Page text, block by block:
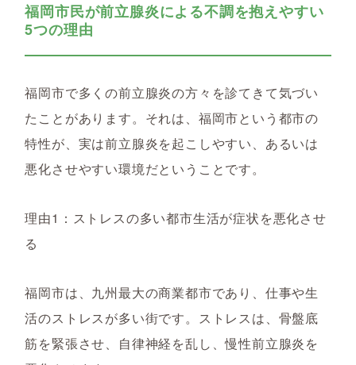
福岡市民が前立腺炎による不調を抱えやすい
5つの理由
福岡市で多くの前立腺炎の方々を診てきて気づい
たことがあります。それは、福岡市という都市の
特性が、実は前立腺炎を起こしやすい、あるいは
悪化させやすい環境だということです。
理由1：ストレスの多い都市生活が症状を悪化させ
る
福岡市は、九州最大の商業都市であり、仕事や生
活のストレスが多い街です。ストレスは、骨盤底
筋を緊張させ、自律神経を乱し、慢性前立腺炎を